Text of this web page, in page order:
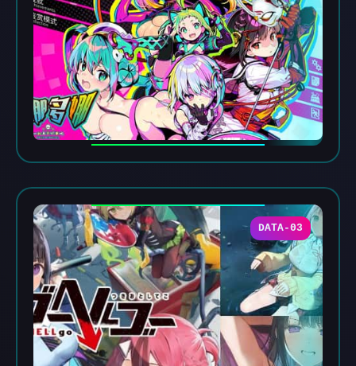
DATA-03